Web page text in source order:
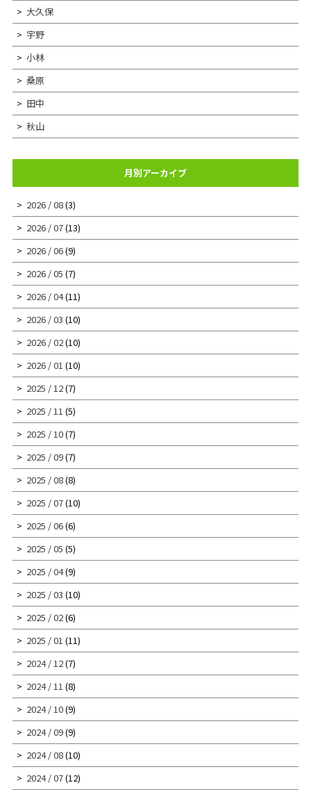
大久保
宇野
小林
桑原
田中
秋山
月別アーカイブ
2026 / 08(3)
2026 / 07(13)
2026 / 06(9)
2026 / 05 (7)
2026 / 04(11)
2026 / 03 (10)
2026 / 02(10)
2026 / 01 (10)
2025 / 12(7)
2025 / 11 (5)
2025 / 10(7)
2025 / 09(7)
2025 / 08(8)
2025 / 07(10)
2025 / 06(6)
2025 / 05 (5)
2025 / 04(9)
2025 / 03 (10)
2025 / 02(6)
2025 / 01 (11)
2024 / 12(7)
2024 / 11 (8)
2024 / 10(9)
2024 / 09(9)
2024 / 08(10)
2024 / 07(12)